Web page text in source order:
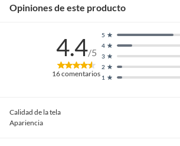
Opiniones de este producto
4.4/5
16comentarios 1
2
3
4
5
Calidad de la tela
Apariencia